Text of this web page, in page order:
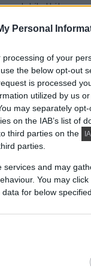
Personal
of your
the below opt-out
is processed
utilized by us
may separately
on the IAB’s list of
third parties on the
parties.
services and may
You may
for below
alakították
át, a fa
dekorált